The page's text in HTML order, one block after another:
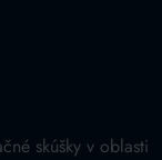
skúšky v oblasti